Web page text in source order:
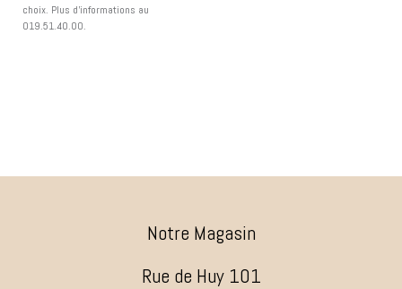
choix. Plus d'informations au
019.51.40.00.
Notre Magasin
Rue de Huy 101